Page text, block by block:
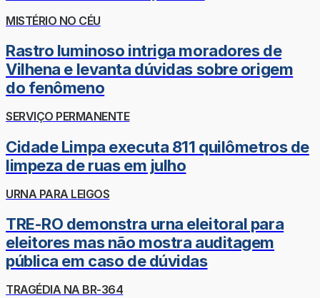
MISTÉRIO NO CÉU
Rastro luminoso intriga moradores de
Vilhena e levanta dúvidas sobre origem
do fenômeno
SERVIÇO PERMANENTE
Cidade Limpa executa 811 quilômetros de
limpeza de ruas em julho
URNA PARA LEIGOS
TRE-RO demonstra urna eleitoral para
eleitores mas não mostra auditagem
pública em caso de dúvidas
TRAGÉDIA NA BR-364